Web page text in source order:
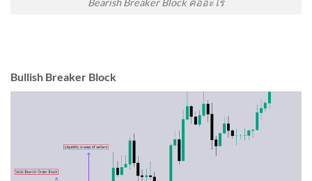
Bullish Breaker Block